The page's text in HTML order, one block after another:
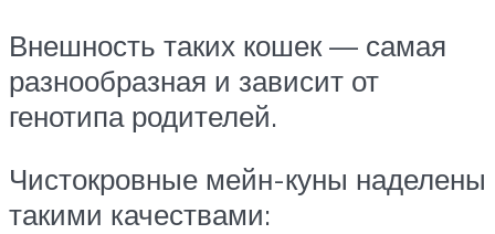
Внешность таких кошек — самая
разнообразная и зависит от
генотипа родителей.
Чистокровные мейн-куны наделены
такими качествами: